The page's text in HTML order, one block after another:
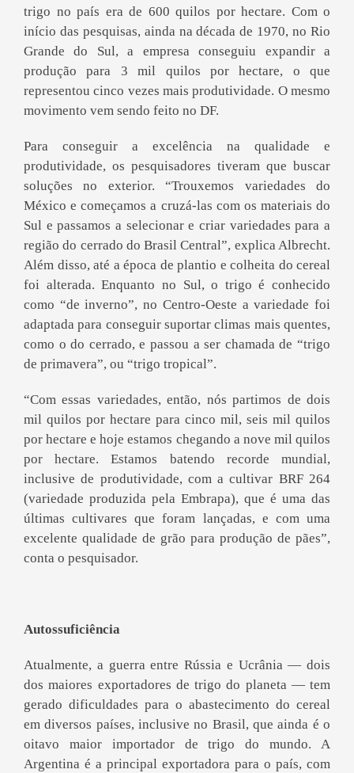
trigo no país era de 600 quilos por hectare. Com o
início das pesquisas, ainda na década de 1970, no Rio
Grande do Sul, a empresa conseguiu expandir a
produção para 3 mil quilos por hectare, o que
representou cinco vezes mais produtividade. O mesmo
movimento vem sendo feito no DF.
Para conseguir a excelência na qualidade e
produtividade, os pesquisadores tiveram que buscar
soluções no exterior. “Trouxemos variedades do
México e começamos a cruzá-las com os materiais do
Sul e passamos a selecionar e criar variedades para a
região do cerrado do Brasil Central”, explica Albrecht.
Além disso, até a época de plantio e colheita do cereal
foi alterada. Enquanto no Sul, o trigo é conhecido
como “de inverno”, no Centro-Oeste a variedade foi
adaptada para conseguir suportar climas mais quentes,
como o do cerrado, e passou a ser chamada de “trigo
de primavera”, ou “trigo tropical”.
“Com essas variedades, então, nós partimos de dois
mil quilos por hectare para cinco mil, seis mil quilos
por hectare e hoje estamos chegando a nove mil quilos
por hectare. Estamos batendo recorde mundial,
inclusive de produtividade, com a cultivar BRF 264
(variedade produzida pela Embrapa), que é uma das
últimas cultivares que foram lançadas, e com uma
excelente qualidade de grão para produção de pães”,
conta o pesquisador.
Autossuficiência
Atualmente, a guerra entre Rússia e Ucrânia — dois
dos maiores exportadores de trigo do planeta — tem
gerado dificuldades para o abastecimento do cereal
em diversos países, inclusive no Brasil, que ainda é o
oitavo maior importador de trigo do mundo. A
Argentina é a principal exportadora para o país, com